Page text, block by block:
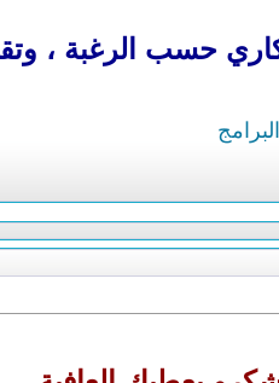
حسب الرغبة ،